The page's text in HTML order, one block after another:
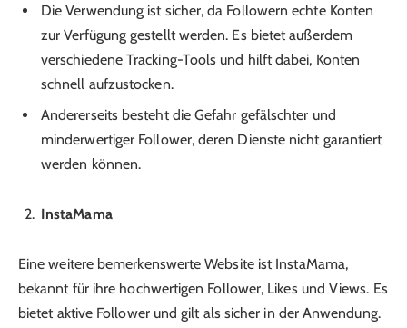
Die Verwendung ist sicher, da Followern echte Konten
zur Verfügung gestellt werden. Es bietet außerdem
verschiedene Tracking-Tools und hilft dabei, Konten
schnell aufzustocken.
Andererseits besteht die Gefahr gefälschter und
minderwertiger Follower, deren Dienste nicht garantiert
werden können.
InstaMama
Eine weitere bemerkenswerte Website ist InstaMama,
bekannt für ihre hochwertigen Follower, Likes und Views. Es
bietet aktive Follower und gilt als sicher in der Anwendung.